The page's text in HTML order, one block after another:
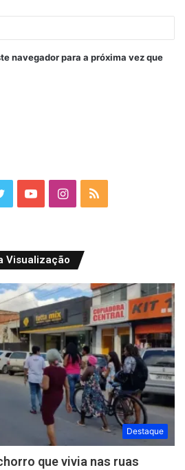
navegador para a próxima vez que
TwitterYouTubeInstagram
RSS
Visualização
Destaque
que vivia nas ruas